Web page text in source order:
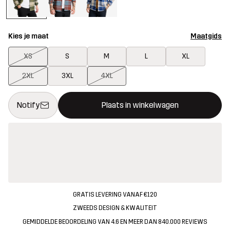
Kies je maat Maatgids
XS S M L XL
2XL 3XL 4XL
Notify Plaats in winkelwagen
Deze knop opent een modal met de bevestiging van een
{{size}} niet beschikbaar
GRATIS LEVERING VANAF €120
ZWEEDS DESIGN & KWALITEIT
GEMIDDELDE BEOORDELING VAN 4.6 EN MEER DAN 840.000 REVIEWS